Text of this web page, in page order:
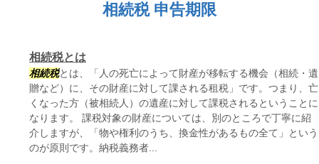
相続税 申告期限
相続税とは
相続税とは、「人の死亡によって財産が移転する機会（相続・遺
贈など）に、その財産に対して課される租税」です。つまり、亡
くなった方（被相続人）の遺産に対して課税されるということに
なります。 課税対象の財産については、別のところで丁寧に紹
介しますが、「物や権利のうち、換金性があるもの全て」という
のが原則です。納税義務者...